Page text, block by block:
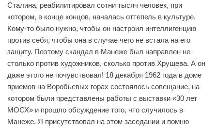
Сталина, реабилитировал сотни тысяч человек, при
котором, в конце концов, началась оттепель в культуре.
Кому-то было нужно, чтобы он настроил интеллигенцию
против себя, чтобы она в случае чего не встала на его
защиту. Поэтому скандал в Манеже был направлен не
столько против художников, сколько против Хрущева. А он
даже этого не почувствовал! 18 декабря 1962 года в доме
приемов на Воробьевых горах состоялось совещание, на
котором были представлены работы с выставки «30 лет
МОСХ» и прошло обсуждение того, что случилось в
Манеже. Я присутствовал на этом заседании и помню